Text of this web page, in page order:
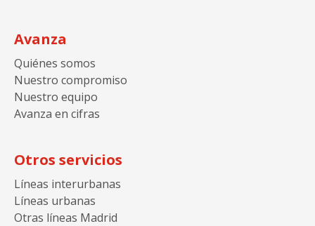
Avanza
Quiénes somos
Nuestro compromiso
Nuestro equipo
Avanza en cifras
Otros servicios
Líneas interurbanas
Líneas urbanas
Otras líneas Madrid